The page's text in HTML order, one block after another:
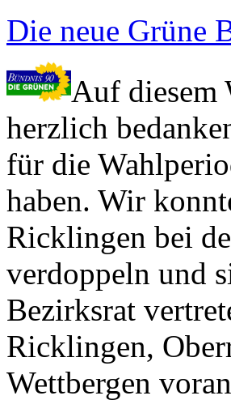
Die neue Grüne
Auf diesem
herzlich
für die
haben. Wir
Ricklingen bei
verdoppeln und
Bezirksrat
Ricklingen,
Wettbergen